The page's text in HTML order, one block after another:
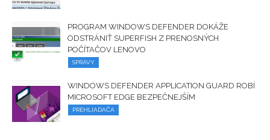
PROGRAM WINDOWS DEFENDER DOKÁŽE
ODSTRÁNIŤ SUPERFISH Z PRENOSNÝCH
POČÍTAČOV LENOVO
SPRÁVY
WINDOWS DEFENDER APPLICATION GUARD ROBÍ
MICROSOFT EDGE BEZPEČNEJŠÍM
PREHLIADAČA